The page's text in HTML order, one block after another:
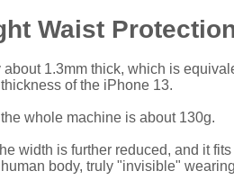
Waist
1.3mm thick, which is
of the iPhone 13.
whole machine is about 130g.
width is further reduced, and it fits
body, truly "invisible"